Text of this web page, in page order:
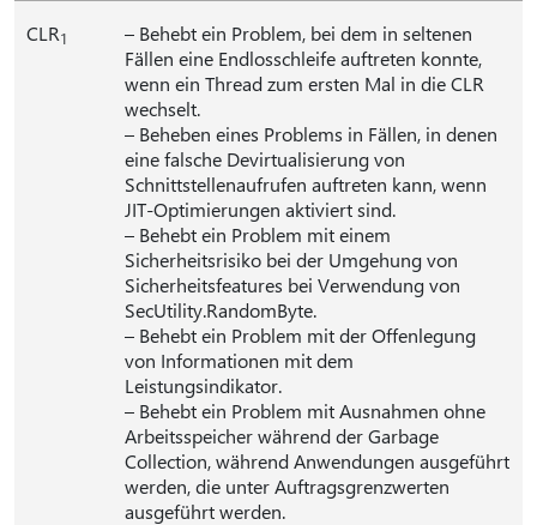
CLR1
– Behebt ein Problem, bei dem in seltenen
Fällen eine Endlosschleife auftreten konnte,
wenn ein Thread zum ersten Mal in die CLR
wechselt.
– Beheben eines Problems in Fällen, in denen
eine falsche Devirtualisierung von
Schnittstellenaufrufen auftreten kann, wenn
JIT-Optimierungen aktiviert sind.
– Behebt ein Problem mit einem
Sicherheitsrisiko bei der Umgehung von
Sicherheitsfeatures bei Verwendung von
SecUtility.RandomByte.
– Behebt ein Problem mit der Offenlegung
von Informationen mit dem
Leistungsindikator.
– Behebt ein Problem mit Ausnahmen ohne
Arbeitsspeicher während der Garbage
Collection, während Anwendungen ausgeführt
werden, die unter Auftragsgrenzwerten
ausgeführt werden.